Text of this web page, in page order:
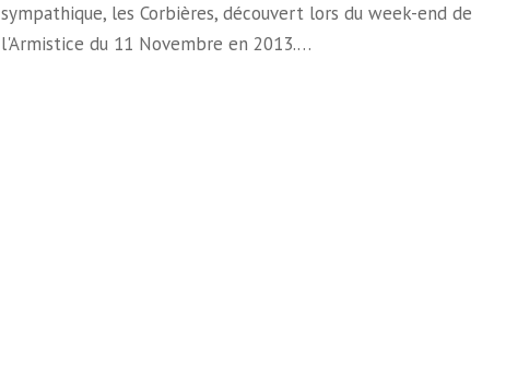
sympathique, les Corbières, découvert lors du week-end de
l'Armistice du 11 Novembre en 2013.…